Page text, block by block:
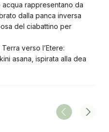
acqua rappresentano da
dalla panca inversa
del ciabattino per
verso l’Etere:
asana, ispirata alla dea